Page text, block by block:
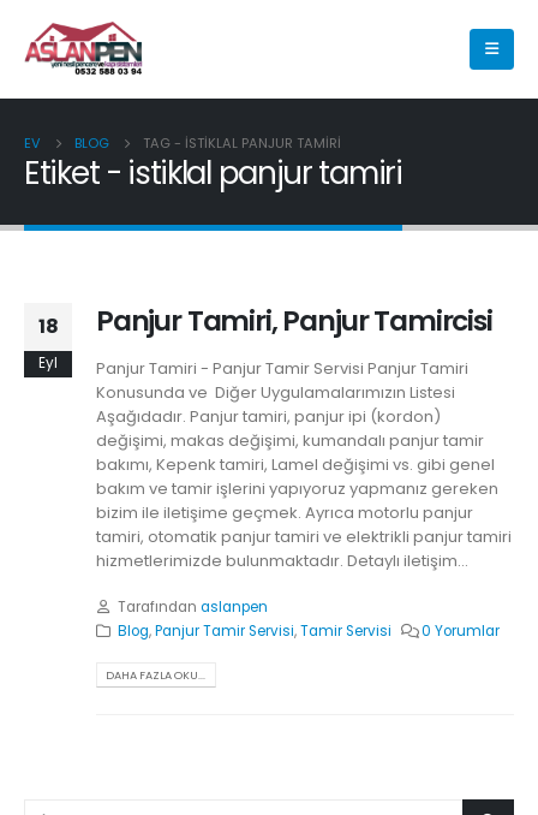
EV BLOG TAG - ISTIKLAL PANJUR TAMIRI
Etiket - istiklal panjur tamiri
18
Eyl
Panjur Tamiri, Panjur Tamircisi
Panjur Tamiri - Panjur Tamir Servisi Panjur Tamiri
Konusunda ve Diğer Uygulamalarımızın Listesi
Aşağıdadır. Panjur tamiri, panjur ipi (kordon)
değişimi, makas değişimi, kumandalı panjur tamir
bakımı, Kepenk tamiri, Lamel değişimi vs. gibi genel
bakım ve tamir işlerini yapıyoruz yapmanız gereken
bizim ile iletişime geçmek. Ayrıca motorlu panjur
tamiri, otomatik panjur tamiri ve elektrikli panjur tamiri
hizmetlerimizde bulunmaktadır. Detaylı iletişim...
Tarafından aslanpen
Blog,Panjur Tamir Servisi,Tamir Servisi 0 Yorumlar
DAHA FAZLA OKU...